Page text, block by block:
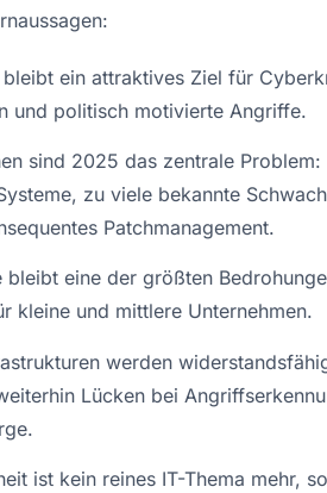
bleibt ein attraktives Ziel für
und politisch motivierte Angriffe.
sind 2025 das zentrale Problem:
zu viele bekannte
Patchmanagement.
bleibt eine der größten
kleine und mittlere Unternehmen.
werden
Lücken bei
ist kein reines IT-Thema mehr,